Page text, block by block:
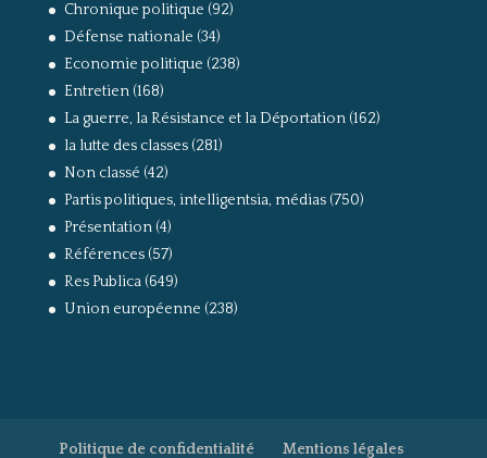
Chronique politique (92)
Défense nationale (34)
Economie politique (238)
Entretien(168)
La guerre, la Résistance et la Déportation(162)
la lutte des classes(281)
Non classé (42)
Partis politiques, intelligentsia, médias(750)
Présentation(4)
Références(57)
Res Publica(649)
Union européenne (238)
Politique de confidentialité Mentions légales